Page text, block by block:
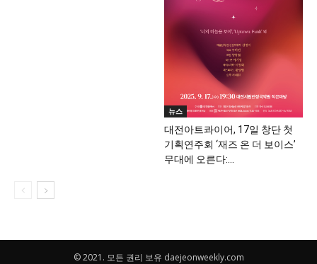
뉴스
대전아트콰이어, 17일 창단 첫
기획연주회 ‘재즈 온 더 보이스’
무대에 오른다:...
© 2021. 모든 권리 보유 daejeonweekly.com